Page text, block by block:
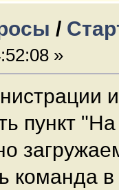
/
»
пункт
команда